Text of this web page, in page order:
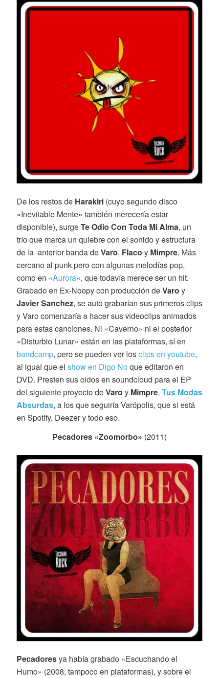
De los restos de Harakiri(cuyo segundo disco
«Inevitable Mente» también merecería estar
disponible), surgeTe Odio Con Toda Mi Alma, un
trío que marca un quiebre con el sonido y estructura
de la anterior banda deVaro, Flaco y Mimpre. Más
cercano al punk pero con algunas melodías pop,
como en «Aurora«, que todavía merece ser un hit.
Grabado en Ex-Noopy con producción deVaro y
JavierSanchez, se auto grabarían sus primeros clips
y Varo comenzaría a hacer sus videoclips animados
para estas canciones. Ni «Caverno» ni el posterior
«Disturbio Lunar» están en las plataformas, sí en
bandcamp, pero se pueden ver losclips en youtube,
al igual que el show en Digo Noque editaron en
DVD. Presten sus oídos en soundcloud para el EP
del siguiente proyecto deVaro y Mimpre, Tus Modas
Absurdas, a los que seguiría Varópolis, que si está
en Spotify, Deezer y todo eso.
Pecadores «Zoomorbo» (2011)
Pecadoresya había grabado «Escuchando el
Humo» (2008, tampoco en plataformas), y sobre el